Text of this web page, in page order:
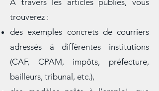
À travers les articles publiés, vous
trouverez :
des exemples concrets de courriers
adressés à différentes institutions
(CAF, CPAM, impôts, préfecture,